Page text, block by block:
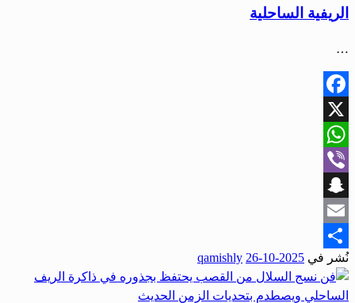
الريفية الساحلية
…
Facebook
X
WhatsApp
Viber
Snapchat
Email
Share
نُشر في 2025-10-26
qamishly